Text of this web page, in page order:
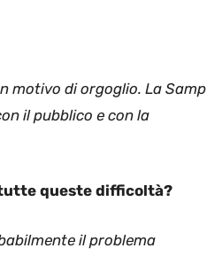
motivo di orgoglio. La Samp
il pubblico e con la
queste difficoltà?
il problema